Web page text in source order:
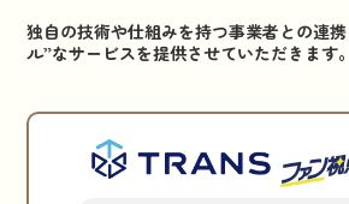
独自の技術や仕組みを持つ事業者との連携
ル”なサービスを提供させていただきます。